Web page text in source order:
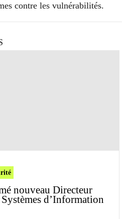
contre les vulnérabilités.
nouveau Directeur
d’Information